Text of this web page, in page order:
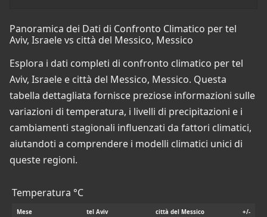
Panoramica dei Dati di Confronto Climatico per tel
Aviv, Israele vs città del Messico, Messico
Esplora i dati completi di confronto climatico per tel
Aviv, Israele e città del Messico, Messico. Questa
tabella dettagliata fornisce preziose informazioni sulle
variazioni di temperatura, i livelli di precipitazioni e i
cambiamenti stagionali influenzati da fattori climatici,
aiutandoti a comprendere i modelli climatici unici di
queste regioni.
Temperatura °C
Mese tel Aviv città del Messico +/-